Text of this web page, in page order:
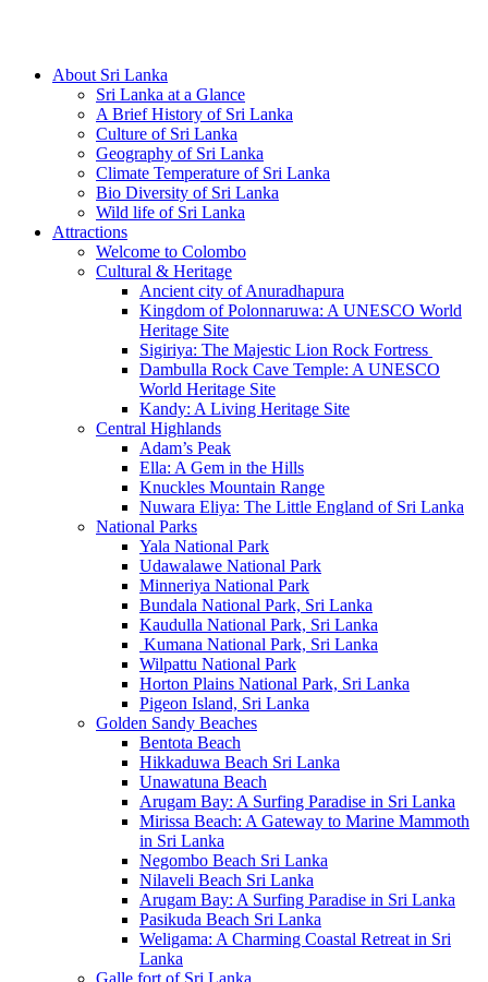
About Sri Lanka
Sri Lanka at a Glance
A Brief History of Sri Lanka
Culture of Sri Lanka
Geography of Sri Lanka
Climate Temperature of Sri Lanka
Bio Diversity of Sri Lanka
Wild life of Sri Lanka
Attractions
Welcome to Colombo
Cultural & Heritage
Ancient city of Anuradhapura
Kingdom of Polonnaruwa: A UNESCO World
Heritage Site
Sigiriya: The Majestic Lion Rock Fortress
Dambulla Rock Cave Temple: A UNESCO
World Heritage Site
Kandy: A Living Heritage Site
Central Highlands
Adam’s Peak
Ella: A Gem in the Hills
Knuckles Mountain Range
Nuwara Eliya: The Little England of Sri Lanka
National Parks
Yala National Park
Udawalawe National Park
Minneriya National Park
Bundala National Park, Sri Lanka
Kaudulla National Park, Sri Lanka
Kumana National Park, Sri Lanka
Wilpattu National Park
Horton Plains National Park, Sri Lanka
Pigeon Island, Sri Lanka
Golden Sandy Beaches
Bentota Beach
Hikkaduwa Beach Sri Lanka
Unawatuna Beach
Arugam Bay: A Surfing Paradise in Sri Lanka
Mirissa Beach: A Gateway to Marine Mammoth
in Sri Lanka
Negombo Beach Sri Lanka
Nilaveli Beach Sri Lanka
Arugam Bay: A Surfing Paradise in Sri Lanka
Pasikuda Beach Sri Lanka
Weligama: A Charming Coastal Retreat in Sri
Lanka
Galle fort of Sri Lanka